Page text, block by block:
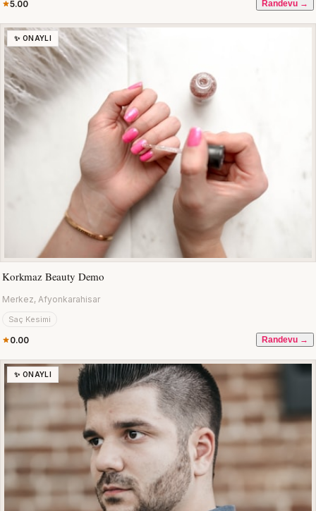
5.00 Randevu →
✨ ONAYLI
Korkmaz Beauty Demo
Merkez, Afyonkarahisar
Saç Kesimi
0.00 Randevu →
✨ ONAYLI